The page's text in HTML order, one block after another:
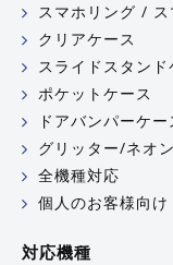
スマホリング / ス
クリアケース
スライドスタンド
ポケットケース
ドアバンパーケー
グリッター/ネオ
全機種対応
個人のお客様向け
対応機種